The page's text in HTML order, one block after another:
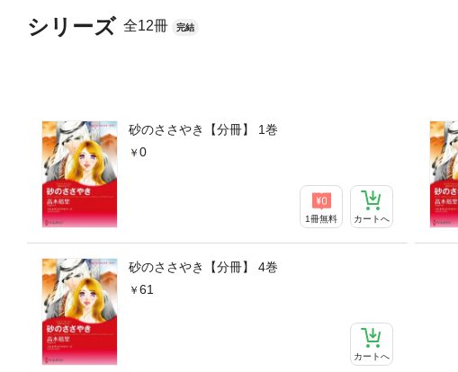
シリーズ 全12冊 完結
砂のささやき【分冊】 1巻
0
1冊無料 カートへ
砂のささやき【分冊】 4巻
61
カートへ